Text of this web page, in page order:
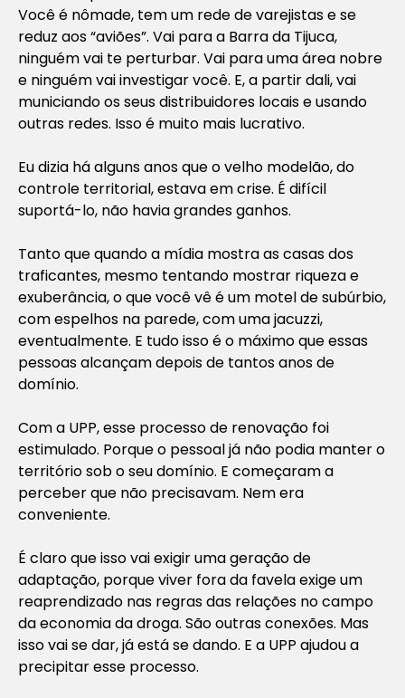
Você é nômade, tem um rede de varejistas e se
reduz aos “aviões”. Vai para a Barra da Tijuca,
ninguém vai te perturbar. Vai para uma área nobre
e ninguém vai investigar você. E, a partir dali, vai
municiando os seus distribuidores locais e usando
outras redes. Isso é muito mais lucrativo.
Eu dizia há alguns anos que o velho modelão, do
controle territorial, estava em crise. É difícil
suportá-lo, não havia grandes ganhos.
Tanto que quando a mídia mostra as casas dos
traficantes, mesmo tentando mostrar riqueza e
exuberância, o que você vê é um motel de subúrbio,
com espelhos na parede, com uma jacuzzi,
eventualmente. E tudo isso é o máximo que essas
pessoas alcançam depois de tantos anos de
domínio.
Com a UPP, esse processo de renovação foi
estimulado. Porque o pessoal já não podia manter o
território sob o seu domínio. E começaram a
perceber que não precisavam. Nem era
conveniente.
É claro que isso vai exigir uma geração de
adaptação, porque viver fora da favela exige um
reaprendizado nas regras das relações no campo
da economia da droga. São outras conexões. Mas
isso vai se dar, já está se dando. E a UPP ajudou a
precipitar esse processo.